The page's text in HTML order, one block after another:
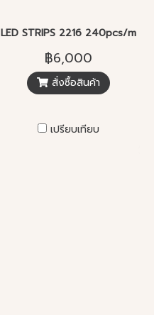
LED STRIPS 2216 240pcs/m.
฿6,000
สั่งซื้อสินค้า
เปรียบเทียบ